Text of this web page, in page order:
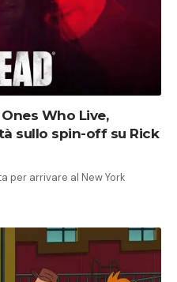
Who Live,
sullo spin-off su Rick
per arrivare al New York